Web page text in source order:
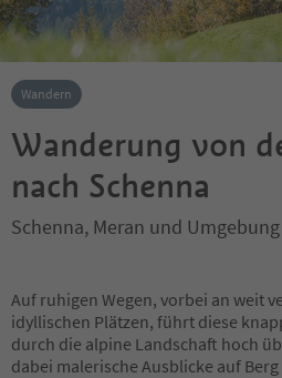
Wandern
Wanderung von
nach Schenna
Schenna, Meran und Umgebung
Auf ruhigen Wegen, vorbei an weit
idyllischen Plätzen, führt diese
durch die alpine Landschaft hoch
dabei malerische Ausblicke auf Berg